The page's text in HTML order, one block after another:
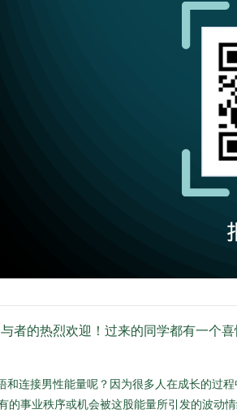
的热烈欢迎！过来的同学都有一个
连接男性能量呢？因为很多人在成长的过
事业秩序或机会被这股能量所引发的波动